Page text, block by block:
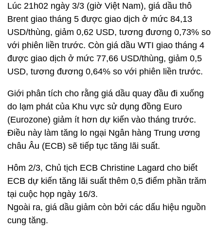
Lúc 21h02 ngày 3/3 (giờ Việt Nam), giá dầu thô
Brent giao tháng 5 được giao dịch ở mức 84,13
USD/thùng, giảm 0,62 USD, tương đương 0,73% so
với phiên liền trước. Còn giá dầu WTI giao tháng 4
được giao dịch ở mức 77,66 USD/thùng, giảm 0,5
USD, tương đương 0,64% so với phiên liền trước.
Giới phân tích cho rằng giá dầu quay đầu đi xuống
do lạm phát của Khu vực sử dụng đồng Euro
(Eurozone) giảm ít hơn dự kiến vào tháng trước.
Điều này làm tăng lo ngại Ngân hàng Trung ương
châu Âu (ECB) sẽ tiếp tục tăng lãi suất.
Hôm 2/3, Chủ tịch ECB Christine Lagard cho biết
ECB dự kiến tăng lãi suất thêm 0,5 điểm phần trăm
tại cuộc họp ngày 16/3.
Ngoài ra, giá dầu giảm còn bởi các dấu hiệu nguồn
cung tăng.